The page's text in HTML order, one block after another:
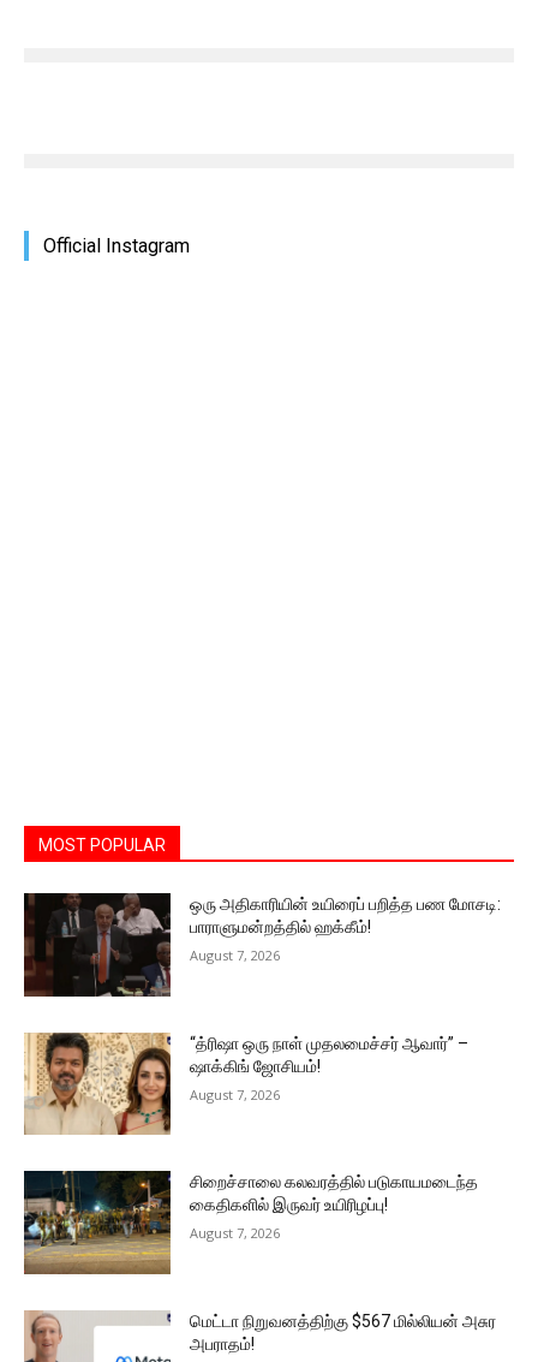
Official Instagram
MOST POPULAR
ஒரு அதிகாரியின் உயிரைப் பறித்த பண மோசடி:
பாராளுமன்றத்தில் ஹக்கீம்!
August 7, 2026
“த்ரிஷா ஒரு நாள் முதலமைச்சர் ஆவார்” –
ஷாக்கிங் ஜோசியம்!
August 7, 2026
சிறைச்சாலை கலவரத்தில் படுகாயமடைந்த
கைதிகளில் இருவர் உயிரிழப்பு!
August 7, 2026
மெட்டா நிறுவனத்திற்கு $567 மில்லியன் அசுர
அபராதம்!